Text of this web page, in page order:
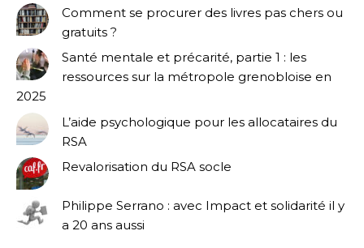
Comment se procurer des livres pas chers ou
gratuits ?
Santé mentale et précarité, partie 1 : les
ressources sur la métropole grenobloise en
2025
L’aide psychologique pour les allocataires du
RSA
Revalorisation du RSA socle
Philippe Serrano : avec Impact et solidarité il y
a 20 ans aussi